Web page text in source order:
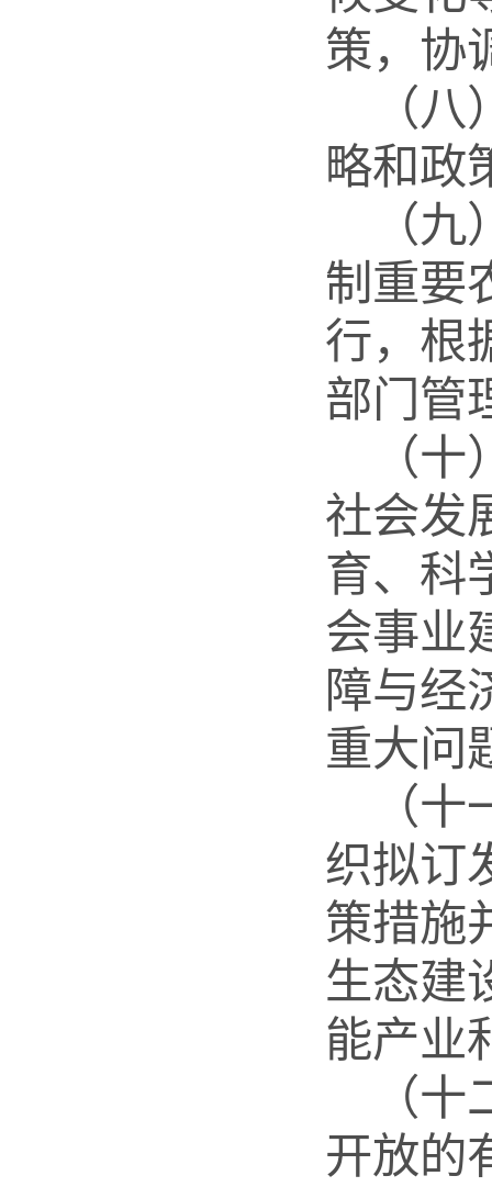
策，协
（
略和政
（
制重要
行，根
部门管
（
社会发
育、科
会事业
障与经
重大问
（
织拟订
策措施
生态建
能产业
（
开放的